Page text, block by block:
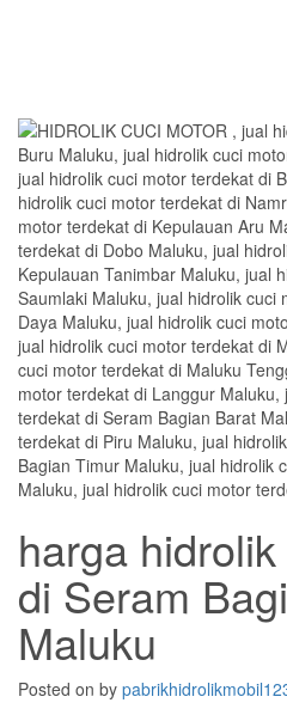
harga
di Seram
Maluku
Posted on by